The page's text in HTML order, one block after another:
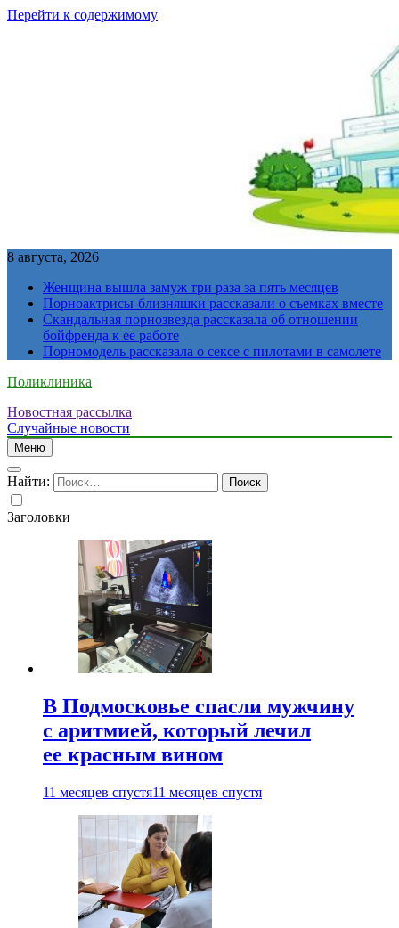
Перейти к содержимому
8 августа, 2026
Женщина вышла замуж три раза за пять месяцев
Порноактрисы-близняшки рассказали о съемках вместе
Скандальная порнозвезда рассказала об отношении
бойфренда к ее работе
Порномодель рассказала о сексе с пилотами в самолете
Поликлиника
Новостная рассылка
Случайные новости
Меню
Найти:
Заголовки
В Подмосковье спасли мужчину
с аритмией, который лечил
ее красным вином
11 месяцев спустя11 месяцев спустя